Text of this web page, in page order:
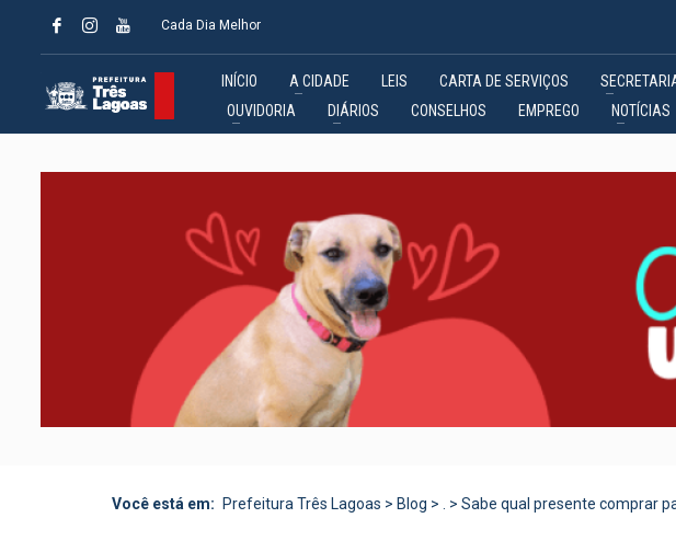
Cada Dia Melhor
INÍCIO A CIDADE LEIS CARTA DE SERVIÇOS
OUVIDORIA
DIÁRIOS CONSELHOS EMPREGO NOTÍCIAS
Você está em: Prefeitura Três Lagoas > Blog > . > Sabe qual presente comprar